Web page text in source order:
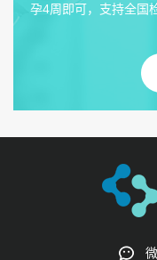
孕4周即可，支持全国